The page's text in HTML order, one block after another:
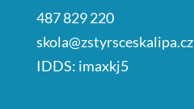
487 829 220
skola@zstyrsceskalipa.cz
IDDS: imaxkj5